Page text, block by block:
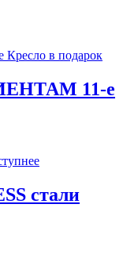
11-е
стали